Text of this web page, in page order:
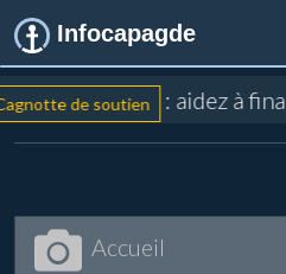
Infocapagde
de soutien : aidez à
Accueil